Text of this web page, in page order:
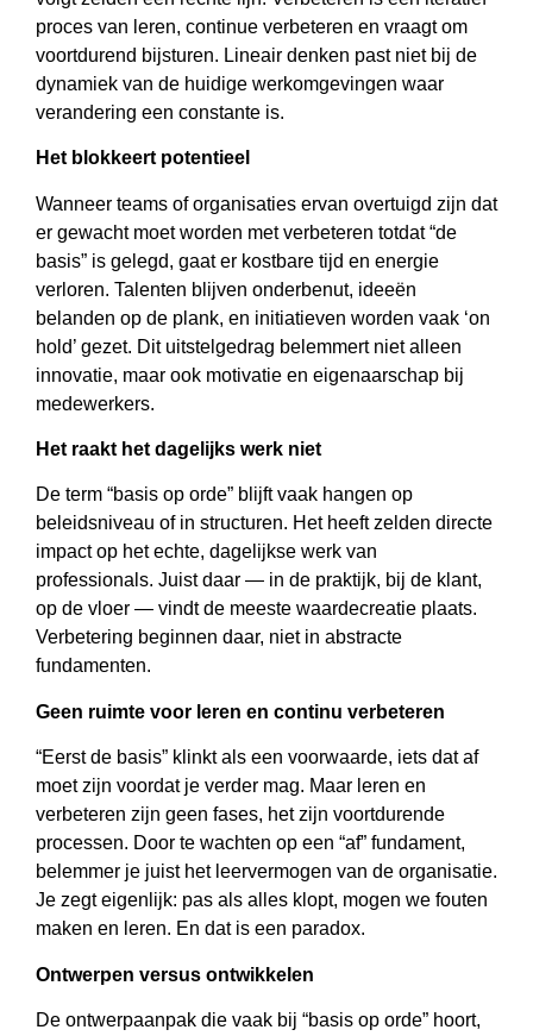
proces van leren, continue verbeteren en vraagt om
voortdurend bijsturen. Lineair denken past niet bij de
dynamiek van de huidige werkomgevingen waar
verandering een constante is.
Het blokkeert potentieel
Wanneer teams of organisaties ervan overtuigd zijn dat
er gewacht moet worden met verbeteren totdat “de
basis” is gelegd, gaat er kostbare tijd en energie
verloren. Talenten blijven onderbenut, ideeën
belanden op de plank, en initiatieven worden vaak ‘on
hold’ gezet. Dit uitstelgedrag belemmert niet alleen
innovatie, maar ook motivatie en eigenaarschap bij
medewerkers.
Het raakt het dagelijks werk niet
De term “basis op orde” blijft vaak hangen op
beleidsniveau of in structuren. Het heeft zelden directe
impact op het echte, dagelijkse werk van
professionals. Juist daar — in de praktijk, bij de klant,
op de vloer — vindt de meeste waardecreatie plaats.
Verbetering beginnen daar, niet in abstracte
fundamenten.
Geen ruimte voor leren en continu verbeteren
“Eerst de basis” klinkt als een voorwaarde, iets dat af
moet zijn voordat je verder mag. Maar leren en
verbeteren zijn geen fases, het zijn voortdurende
processen. Door te wachten op een “af” fundament,
belemmer je juist het leervermogen van de organisatie.
Je zegt eigenlijk: pas als alles klopt, mogen we fouten
maken en leren. En dat is een paradox.
Ontwerpen versus ontwikkelen
De ontwerpaanpak die vaak bij “basis op orde” hoort,